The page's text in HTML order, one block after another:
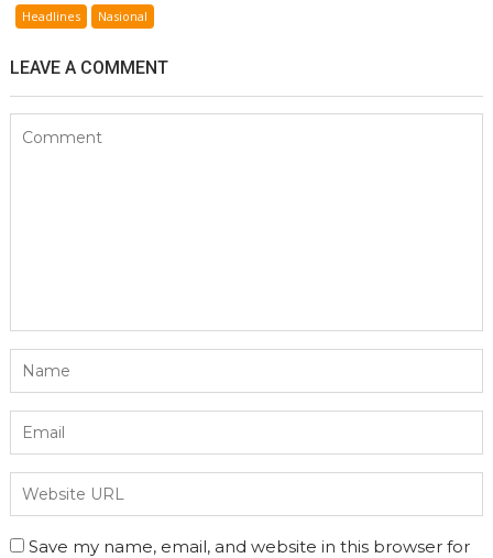
Headlines Nasional
LEAVE A COMMENT
Save my name, email, and website in this browser for